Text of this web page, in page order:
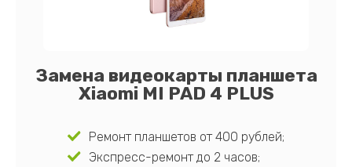
Замена видеокарты планшета
Xiaomi MI PAD 4 PLUS
Ремонт планшетов от 400 рублей;
Экспресс-ремонт до 2 часов;